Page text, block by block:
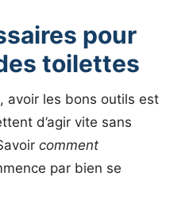
pour
toilettes
, avoir les bons outils est
d’agir vite sans
comment
par bien se